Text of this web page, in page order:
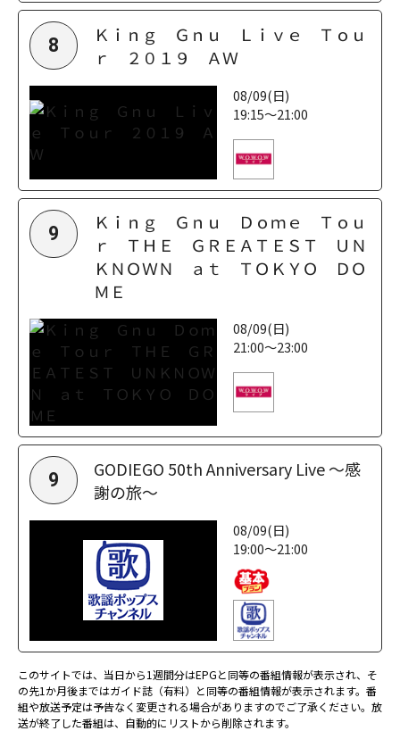
8
Ｋｉｎｇ Ｇｎｕ Ｌｉｖｅ Ｔｏｕ
ｒ ２０１９ ＡＷ
08/09(日)
19:15～21:00
9
Ｋｉｎｇ Ｇｎｕ Ｄｏｍｅ Ｔｏｕ
ｒ ＴＨＥ ＧＲＥＡＴＥＳＴ ＵＮ
ＫＮＯＷＮ ａｔ ＴＯＫＹＯ ＤＯ
ＭＥ
08/09(日)
21:00～23:00
9
GODIEGO 50th Anniversary Live ～感
謝の旅～
08/09(日)
19:00～21:00
このサイトでは、当日から1週間分はEPGと同等の番組情報が表示され、そ
の先1か月後まではガイド誌（有料）と同等の番組情報が表示されます。番
組や放送予定は予告なく変更される場合がありますのでご了承ください。放
送が終了した番組は、自動的にリストから削除されます。